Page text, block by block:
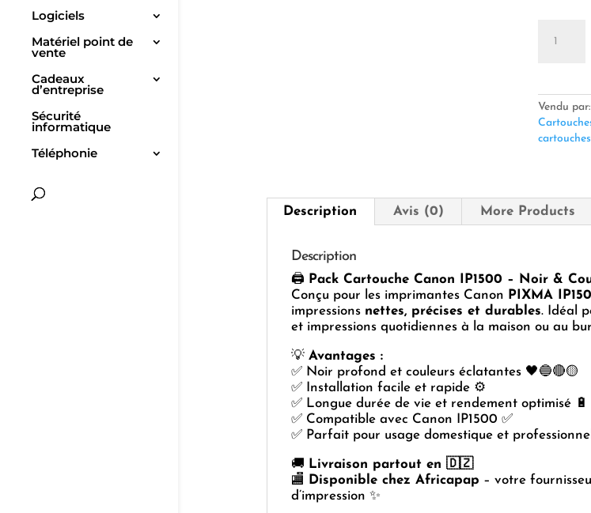
Logiciels
Matériel point de
vente
Cadeaux
d’entreprise
Sécurité
informatique
Téléphonie
Canon
IP1500
–
Vendu
cartouches
Description Avis (0) More Products
Description
🖨️ Pack Cartouche Canon IP1500 – Noir &
Conçu pour les imprimantes Canon PIXMA
impressions nettes, précises et durables. Idéal
et impressions quotidiennes à la maison ou au
💡 Avantages :
✅ Noir profond et couleurs éclatantes 🖤🔵🔴🟡
✅ Installation facile et rapide ⚙️
✅ Longue durée de vie et rendement optimisé 🔋
✅ Compatible avec Canon IP1500 ✅
✅ Parfait pour usage domestique et
🚚 Livraison partout en 🇩🇿
🏬
Disponible chez Africapap – votre
d’impression ✨